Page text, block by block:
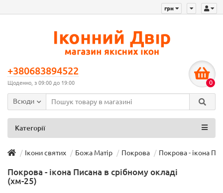
грн
+380683894522
Щоденно, з 09:00 до 19:00 0
Всюди
Категорії
Ікони святих Божа Матір Покрова Покрова - ікона
Покрова - ікона Писана в срібному окладі
(хм-25)